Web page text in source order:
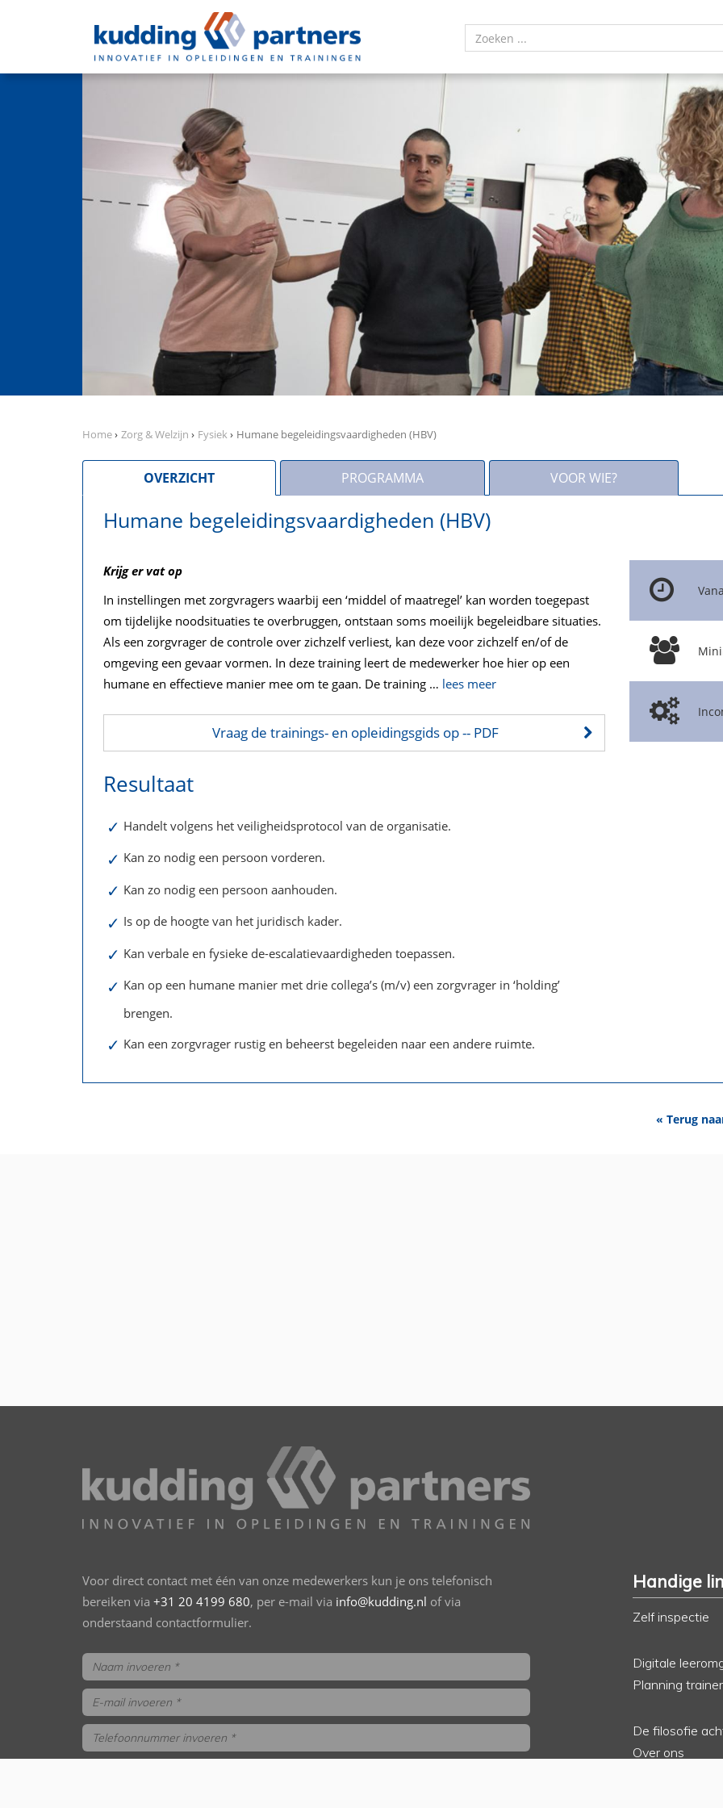
Home› Zorg & Welzijn › Fysiek› Humane begeleidingsvaardigheden (HBV)
OVERZICHT PROGRAMMA VOOR WIE?
Humane begeleidingsvaardigheden (HBV)
Krijg er vat op
In instellingen met zorgvragers waarbij een ‘middel of maatregel’ kan worden toegepast
om tijdelijke noodsituaties te overbruggen, ontstaan soms moeilijk begeleidbare situaties.
Als een zorgvrager de controle over zichzelf verliest, kan deze voor zichzelf en/of de
omgeving een gevaar vormen. In deze training leert de medewerker hoe hier op een
humane en effectieve manier mee om te gaan. De training … lees meer
Vraag de trainings- en opleidingsgids op-- PDF
Resultaat
✓ Handelt volgens het veiligheidsprotocol van de organisatie.
✓ Kan zo nodig een persoon vorderen.
✓ Kan zo nodig een persoon aanhouden.
✓ Is op de hoogte van het juridisch kader.
✓ Kan verbale en fysieke de-escalatievaardigheden toepassen.
✓ Kan op een humane manier met drie collega’s (m/v) een zorgvrager in ‘holding’
brengen.
✓ Kan een zorgvrager rustig en beheerst begeleiden naar een andere ruimte.
« Terug
Voor direct contact met één van onze medewerkers kun je ons telefonisch
bereiken via +31 20 4199 680, per e-mail via info@kudding.nl of via
onderstaand contactformulier.
Handige
Zelf inspectie
Digitale
Planning
De filosofie
Over ons